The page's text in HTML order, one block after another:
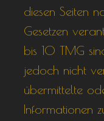
diesen Seiten
Gesetzen
bis 10 TMG
jedoch nicht
übermittelte
Informationen